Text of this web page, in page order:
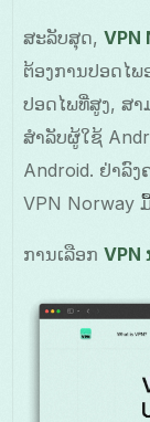
ສະລັບສຸດ,VPN
ຕ້ອງການປອດໄ
ປອດໄພທີ່ສູງ, ສ
ສໍາລັບຜູ້ໃຊ້
Android. ຢ່າລົ
VPN Norway
ການເລືອກVPN